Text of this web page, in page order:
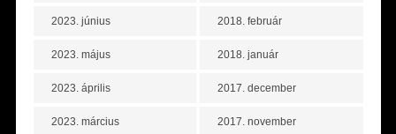
2023. június
2023. május
2023. április
2023. március
2018. február
2018. január
2017. december
2017. november